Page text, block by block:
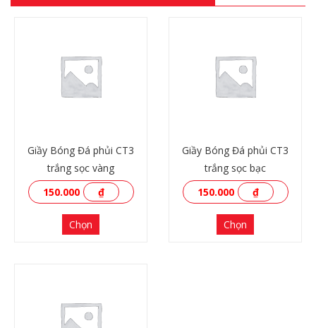
Giầy Bóng Đá phủi CT3
trắng sọc vàng
150.000
₫
Chọn
Giầy Bóng Đá phủi CT3
trắng sọc bạc
150.000
₫
Chọn